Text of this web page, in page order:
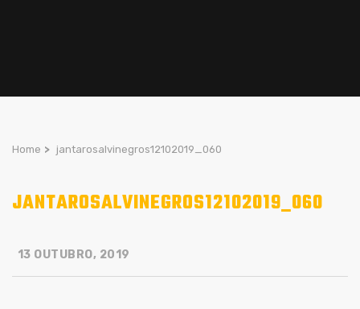
Home > jantarosalvinegros12102019_060
JANTAROSALVINEGROS12102019_060
13 OUTUBRO, 2019